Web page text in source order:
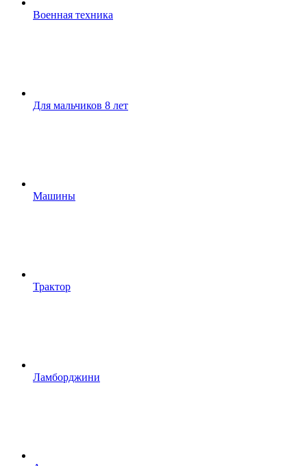
Военная техника
Для мальчиков 8 лет
Машины
Трактор
Ламборджини